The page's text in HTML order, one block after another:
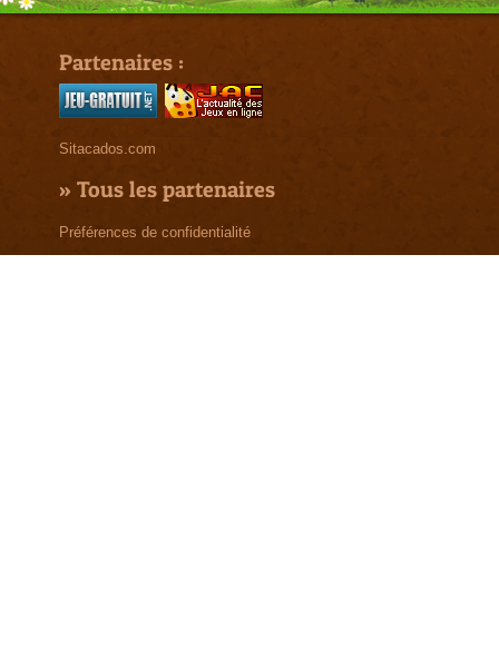
Partenaires :
Sitacados.com
» Tous les partenaires
Préférences de confidentialité